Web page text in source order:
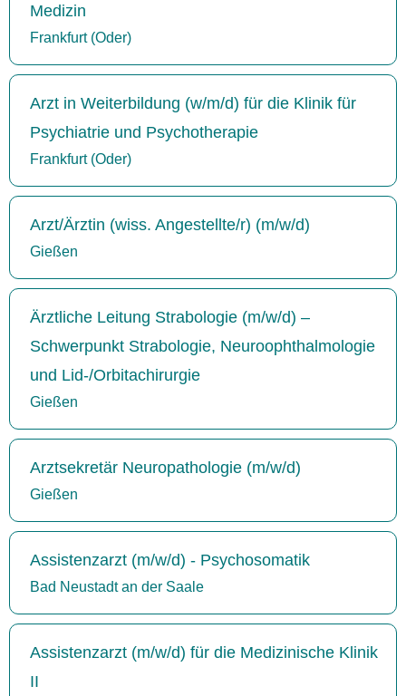
Medizin
Frankfurt (Oder)
Arzt in Weiterbildung (w/m/d) für die Klinik für
Psychiatrie und Psychotherapie
Frankfurt (Oder)
Arzt/Ärztin (wiss. Angestellte/r) (m/w/d)
Gießen
Ärztliche Leitung Strabologie (m/w/d) –
Schwerpunkt Strabologie, Neuroophthalmologie
und Lid-/Orbitachirurgie
Gießen
Arztsekretär Neuropathologie (m/w/d)
Gießen
Assistenzarzt (m/w/d) - Psychosomatik
Bad Neustadt an der Saale
Assistenzarzt (m/w/d) für die Medizinische Klinik
II